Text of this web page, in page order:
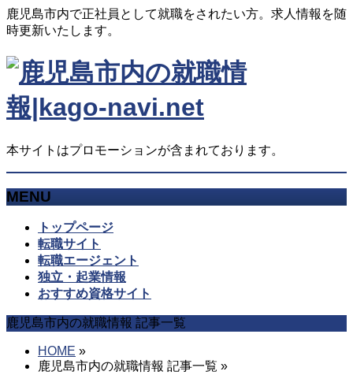
鹿児島市内で正社員として就職をされたい方。求人情報を随
時更新いたします。
本サイトはプロモーションが含まれております。
MENU
ば
トップページ
転職サイト
転職エージェント
独立・起業情報
おすすめ資格サイト
鹿児島市内の就職情報 記事一覧
HOME »
鹿児島市内の就職情報 記事一覧 »